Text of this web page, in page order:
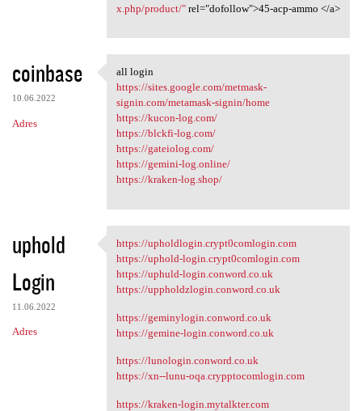
x.php/product/"rel="dofollow">45-acp-ammo </a>
coinbase
10.06.2022
Adres
all login
all login
https://sites.google.com/metmask-
signin.com/metamask-signin/home
https://kucon-log.com/
https://blckfi-log.com/
https://gateiolog.com/
https://gemini-log.online/
https://kraken-log.shop/
uphold
Login
11.06.2022
Adres
https://upholdlogin
https://upholdlogin.crypt0comlogin.com
https://uphold-login.crypt0comlogin.com
https://uphuld-login.conword.co.uk
https://uppholdzlogin.conword.co.uk
https://geminylogin.conword.co.uk
https://gemine-login.conword.co.uk
https://lunologin.conword.co.uk
https://xn--lunu-oqa.crypptocomlogin.com
https://kraken-login.mytalkter.com